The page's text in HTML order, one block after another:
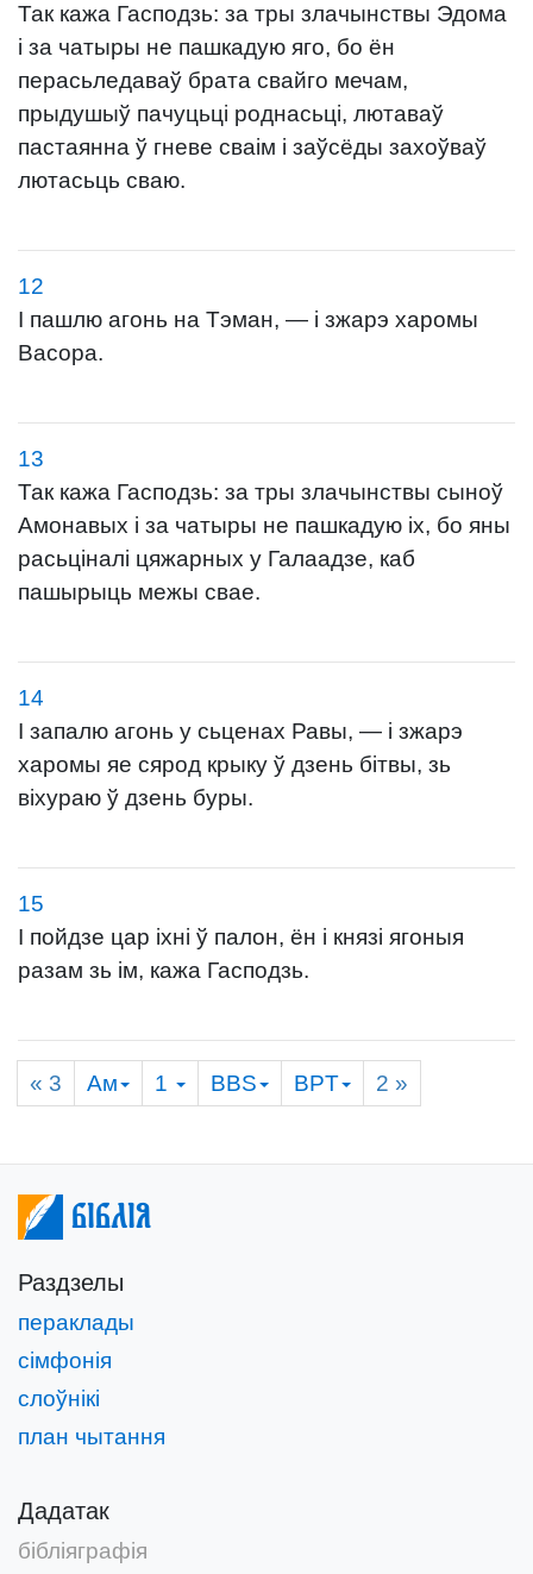
Так кажа Гасподзь: за тры злачынствы Эдома
і за чатыры не пашкадую яго, бо ён
перасьледаваў брата свайго мечам,
прыдушыў пачуцьці роднасьці, лютаваў
пастаянна ў гневе сваім і заўсёды захоўваў
лютасьць сваю.
12
І пашлю агонь на Тэман, — і зжарэ харомы
Васора.
13
Так кажа Гасподзь: за тры злачынствы сыноў
Амонавых і за чатыры не пашкадую іх, бо яны
расьціналі цяжарных у Галаадзе, каб
пашырыць межы свае.
14
І запалю агонь у сьценах Равы, — і зжарэ
харомы яе сярод крыку ў дзень бітвы, зь
віхураю ў дзень буры.
15
І пойдзе цар іхні ў палон, ён і князі ягоныя
разам зь ім, кажа Гасподзь.
« 3 Ам 1 BBS BPT 2 »
Біблія
Раздзелы
пераклады
сімфонія
слоўнікі
план чытання
Дадатак
бібліяграфія